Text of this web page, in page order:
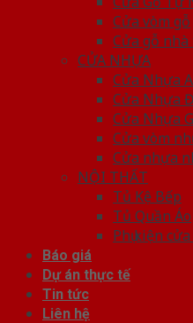
Cửa vòm gỗ
Cửa gỗ nhà
CỬA NHỰA
Cửa Nhựa
Cửa Nhựa
Cửa Nhựa
Cửa vòm
Cửa nhựa
NỘI THẤT
Tủ Kệ Bếp
Tủ Quần Áo
Phụ kiện
Báo giá
Dự án thực tế
Tin tức
Liên hệ